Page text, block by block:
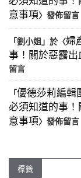
意事項〉發佈留言
「劉小姐 」於〈婦
事！關於惡露
留言
「優德莎莉編輯
必須知道的事
意事項〉發佈留言
標籤